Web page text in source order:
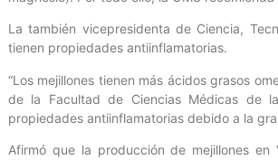
La también vicepresidenta de Ciencia,
tienen propiedades antiinflamatorias.
“Los mejillones tienen más ácidos grasos
de la Facultad de Ciencias Médicas de
propiedades antiinflamatorias debido a la
Afirmó que la producción de mejillones en